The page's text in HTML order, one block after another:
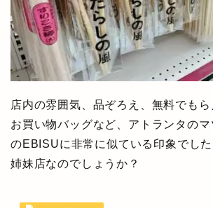
店内の雰囲気、品ぞろえ、無料でも
お買い物バッグなど、アトランタの
のEBISUに非常に似ている印象でし
姉妹店なのでしょうか？